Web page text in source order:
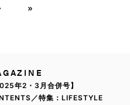
»
年2・3月合併号】
／特集：LIFESTYLE